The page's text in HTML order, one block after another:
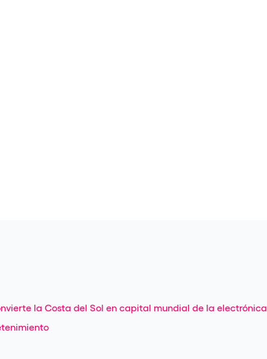
la Costa del Sol en capital mundial de la electrónica